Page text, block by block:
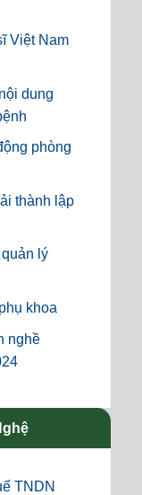
Việt Nam
dung
phòng
thành lập
lý
khoa
nghề
TNDN